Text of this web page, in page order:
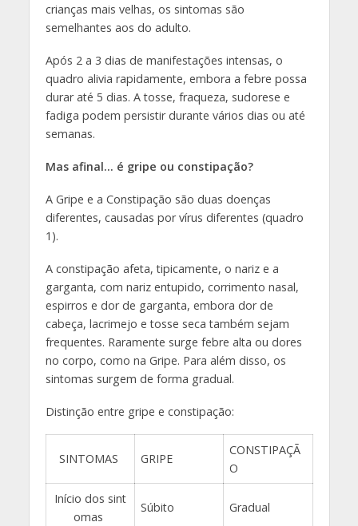
crianças mais velhas, os sintomas são
semelhantes aos do adulto.
Após 2 a 3 dias de manifestações intensas, o
quadro alivia rapidamente, embora a febre possa
durar até 5 dias. A tosse, fraqueza, sudorese e
fadiga podem persistir durante vários dias ou até
semanas.
Mas afinal… é gripe ou constipação?
A Gripe e a Constipação são duas doenças
diferentes, causadas por vírus diferentes (quadro
1).
A constipação afeta, tipicamente, o nariz e a
garganta, com nariz entupido, corrimento nasal,
espirros e dor de garganta, embora dor de
cabeça, lacrimejo e tosse seca também sejam
frequentes. Raramente surge febre alta ou dores
no corpo, como na Gripe. Para além disso, os
sintomas surgem de forma gradual.
Distinção entre gripe e constipação:
SINTOMAS GRIPE
CONSTIPAÇÃ
O
Início dos sint
omas
Súbito Gradual